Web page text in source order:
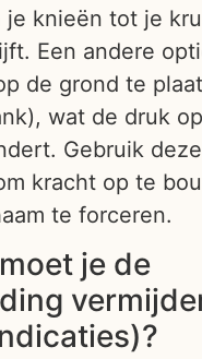
je knieën tot je
Een andere
de grond te
wat de druk
Gebruik deze
kracht op te
te forceren.
je de